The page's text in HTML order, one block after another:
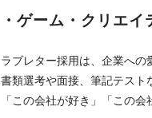
・ゲーム・クリエ
ラブレター採用は、企業への
書類選考や面接、筆記テスト
「この会社が好き」「この